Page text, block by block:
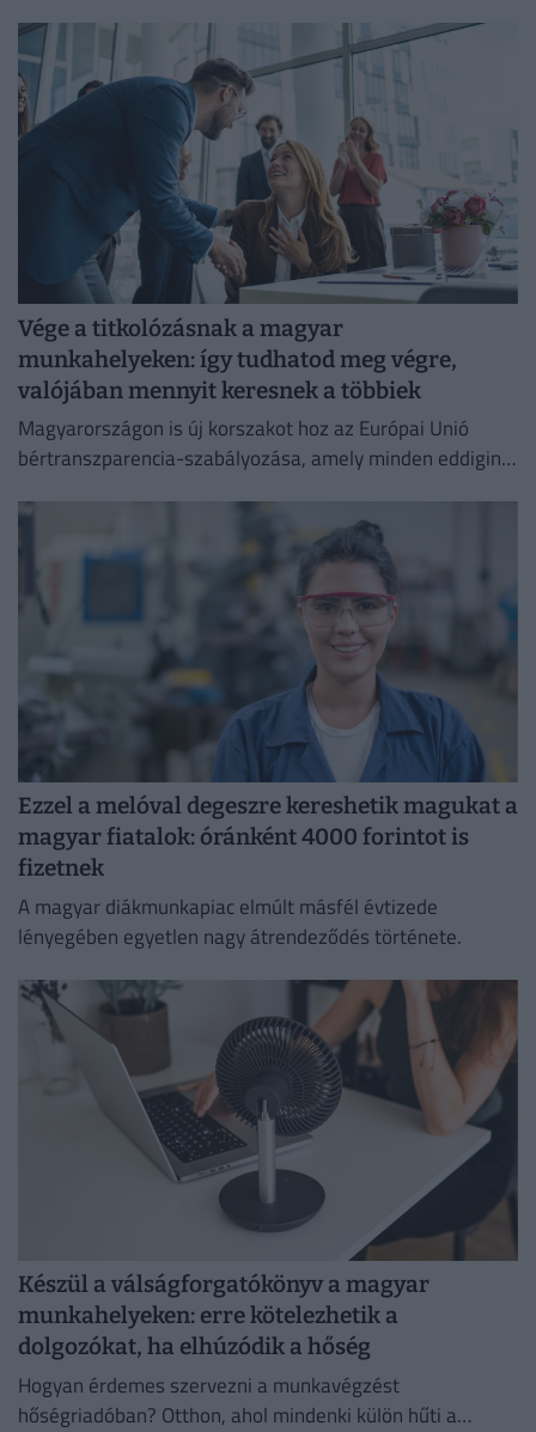
Vége a titkolózásnak a magyar
munkahelyeken: így tudhatod meg végre,
valójában mennyit keresnek a többiek
Magyarországon is új korszakot hoz az Európai Unió
bértranszparencia-szabályozása, amely minden eddiginél
Ezzel a melóval degeszre kereshetik magukat a
magyar fiatalok: óránként 4000 forintot is
fizetnek
A magyar diákmunkapiac elmúlt másfél évtizede
lényegében egyetlen nagy átrendeződés története.
Készül a válságforgatókönyv a magyar
munkahelyeken: erre kötelezhetik a
dolgozókat, ha elhúzódik a hőség
Hogyan érdemes szervezni a munkavégzést
hőségriadóban? Otthon, ahol mindenki külön hűti a